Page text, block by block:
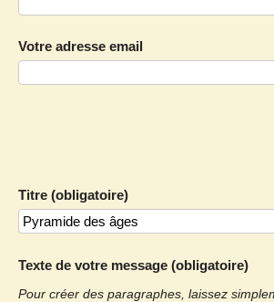
Votre adresse email
Titre (obligatoire)
Texte de votre message (obligatoire)
Pour créer des paragraphes, laissez